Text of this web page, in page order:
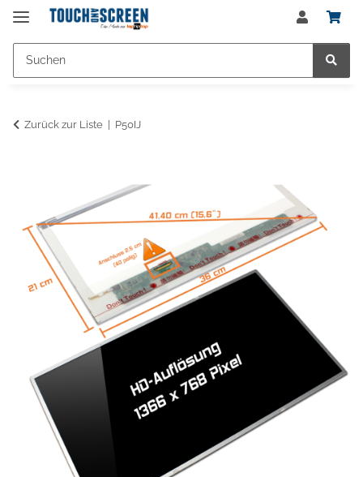
Zurück zur Liste P50IJ